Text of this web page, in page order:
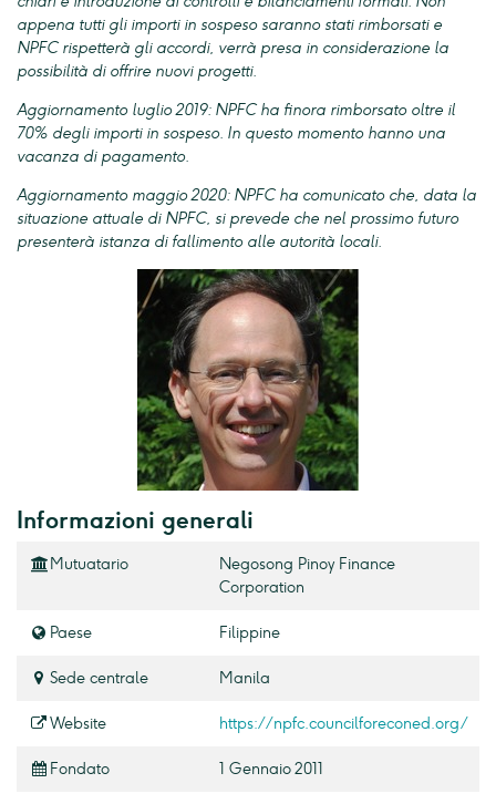
appena tutti gli importi in sospeso saranno stati rimborsati e
NPFC rispetterà gli accordi, verrà presa in considerazione la
possibilità di offrire nuovi progetti.
Aggiornamento luglio 2019: NPFC ha finora rimborsato oltre il
70% degli importi in sospeso. In questo momento hanno una
vacanza di pagamento.
Aggiornamento maggio 2020: NPFC ha comunicato che, data la
situazione attuale di NPFC, si prevede che nel prossimo futuro
presenterà istanza di fallimento alle autorità locali.
Informazioni generali
Mutuatario
Negosong Pinoy Finance
Corporation
Paese Filippine
Sede centrale Manila
Website https://npfc.councilforeconed.org/
Fondato 1 Gennaio 2011